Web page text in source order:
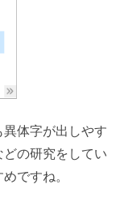
体字が出しやす
の研究をしてい
ですね。